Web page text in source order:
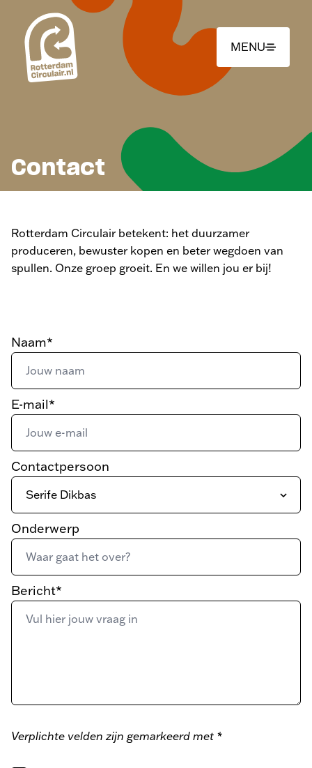
hoofdinhoud
MENU
Contact
Rotterdam Circulair betekent: het duurzamer
produceren, bewuster kopen en beter wegdoen van
spullen. Onze groep groeit. En we willen jou er bij!
Naam*
E-mail*
Contactpersoon
Onderwerp
Bericht*
Verplichte velden zijn gemarkeerd met *